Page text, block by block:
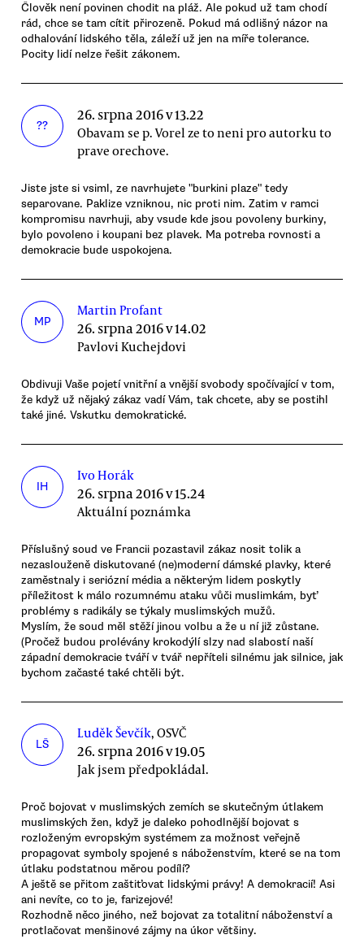
Člověk není povinen chodit na pláž. Ale pokud už tam chodí
rád, chce se tam cítit přirozeně. Pokud má odlišný názor na
odhalování lidského těla, záleží už jen na míře tolerance.
Pocity lidí nelze řešit zákonem.
??
26. srpna 2016 v 13.22
Obavam se p. Vorel ze to neni pro autorku to
prave orechove.
Jiste jste si vsiml, ze navrhujete "burkini plaze" tedy
separovane. Paklize vzniknou, nic proti nim. Zatim v ramci
kompromisu navrhuji, aby vsude kde jsou povoleny burkiny,
bylo povoleno i koupani bez plavek. Ma potreba rovnosti a
demokracie bude uspokojena.
MP
Martin Profant
26. srpna 2016 v 14.02
Pavlovi Kuchejdovi
Obdivuji Vaše pojetí vnitřní a vnější svobody spočívající v tom,
že když už nějaký zákaz vadí Vám, tak chcete, aby se postihl
také jiné. Vskutku demokratické.
IH
Ivo Horák
26. srpna 2016 v 15.24
Aktuální poznámka
Příslušný soud ve Francii pozastavil zákaz nosit tolik a
nezaslouženě diskutované (ne)moderní dámské plavky, které
zaměstnaly i seriózní média a některým lidem poskytly
příležitost k málo rozumnému ataku vůči muslimkám, byť
problémy s radikály se týkaly muslimských mužů.
Myslím, že soud měl stěží jinou volbu a že u ní již zůstane.
(Pročež budou prolévány krokodýlí slzy nad slabostí naší
západní demokracie tváří v tvář nepříteli silnému jak silnice, jak
bychom začasté také chtěli být.
LŠ
Luděk Ševčík, OSVČ
26. srpna 2016 v 19.05
Jak jsem předpokládal.
Proč bojovat v muslimských zemích se skutečným útlakem
muslimských žen, když je daleko pohodlnější bojovat s
rozloženým evropským systémem za možnost veřejně
propagovat symboly spojené s náboženstvím, které se na tom
útlaku podstatnou měrou podílí?
A ještě se přitom zaštiťovat lidskými právy! A demokracií! Asi
ani nevíte, co to je, farizejové!
Rozhodně něco jiného, než bojovat za totalitní náboženství a
protlačovat menšinové zájmy na úkor většiny.